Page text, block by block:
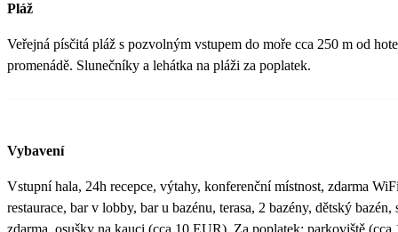
Pláž
Veřejná písčitá pláž s pozvolným vstupem do moře cca 250 m od
promenádě. Slunečníky a lehátka na pláži za poplatek.
Vybavení
Vstupní hala, 24h recepce, výtahy, konferenční místnost, zdarma
restaurace, bar v lobby, bar u bazénu, terasa, 2 bazény, dětský